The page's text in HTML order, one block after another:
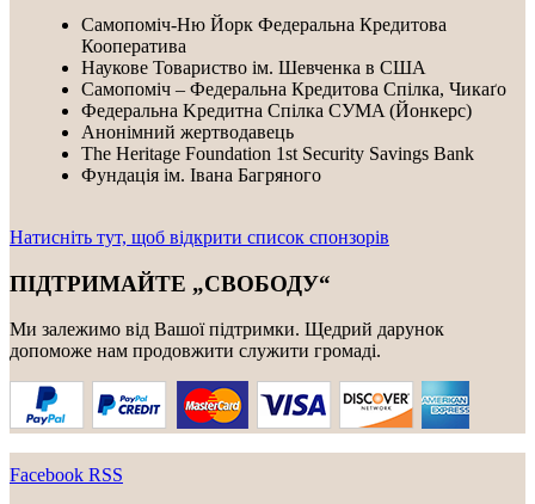
Самопоміч-Ню Йорк Федеральна Кредитова
Кооператива
Наукове Товариство ім. Шевченка в США
Самопоміч – Федеральна Кредитова Спілка, Чикаґо
Федеральнa Kредитнa Спілка CУMA (Йонкерс)
Анонімний жертводавець
The Heritage Foundation 1st Security Savings Bank
Фундація ім. Івана Багряного
Натисніть тут, щоб відкрити список спонзорів
ПІДТРИМАЙТЕ „СВОБОДУ“
Ми залежимо від Вашої підтримки. Щедрий дарунок
допоможе нам продовжити служити громаді.
Facebook RSS